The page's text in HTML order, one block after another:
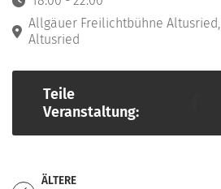
Startzeit: 18:00
Allgäuer Freilichtbühne Altusried,
Altusried
Teile
Veranstaltung:
ÄLTERE